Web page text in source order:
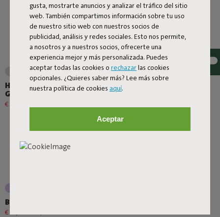
gusta, mostrarte anuncios y analizar el tráfico del sitio
web. También compartimos información sobre tu uso
de nuestro sitio web con nuestros socios de
publicidad, análisis y redes sociales. Esto nos permite,
a nosotros y a nuestros socios, ofrecerte una
experiencia mejor y más personalizada. Puedes
aceptar todas las cookies o rechazarlas cookies
opcionales. ¿Quieres saber más? Lee más sobre
nuestra política de cookies aquí.
Aceptar
Hotspot Quadro Cool
Grey
€ 74,50
Hotspot Quadro Foggy
Dew
Beach Baggy
€ 29,25